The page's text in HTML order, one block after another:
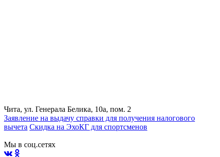
Чита, ул. Генерала Белика, 10а, пом. 2
Заявление на выдачу справки для получения налогового
вычета Cкидка на ЭхоКГ для спортсменов
Мы в соц.сетях